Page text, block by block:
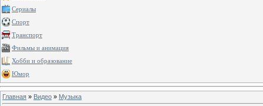
Сериалы
Спорт
Транспорт
Фильмы и анимация
Хобби и образование
Юмор
Главная » Видео » Музыка